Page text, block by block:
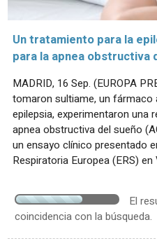
Un tratamiento para la
para la apnea obstructiva
MADRID, 16 Sep. (EUROPA
tomaron sultiame, un fármaco
epilepsia, experimentaron una
apnea obstructiva del sueño
un ensayo clínico presentado
Respiratoria Europea (ERS) en
El
coincidencia con la búsqueda.